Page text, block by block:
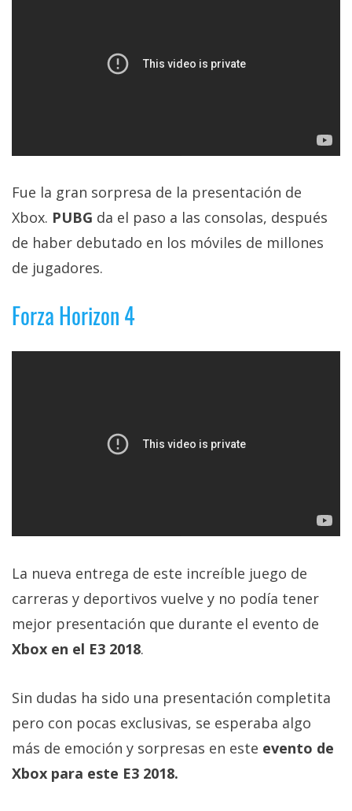
Fue la gran sorpresa de la presentación de
Xbox. PUBG da el paso a las consolas, después
de haber debutado en los móviles de millones
de jugadores.
Forza Horizon 4
La nueva entrega de este increíble juego de
carreras y deportivos vuelve y no podía tener
mejor presentación que durante el evento de
Xbox en el E3 2018.
Sin dudas ha sido una presentación completita
pero con pocas exclusivas, se esperaba algo
más de emoción y sorpresas en este evento de
Xbox para este E3 2018.